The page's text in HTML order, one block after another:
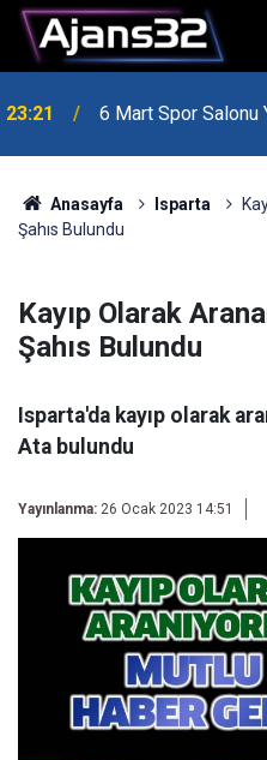
23:21 6 Mart Spor Salonu
Anasayfa Isparta
Şahıs Bulundu
Kayıp Olarak
Şahıs Bulundu
Isparta'da kayıp olarak
Ata bulundu
Yayınlanma: 26 Ocak 2023 14:51